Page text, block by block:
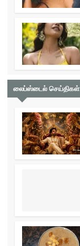
லைப்ஸ்டைல் செய்திகள்